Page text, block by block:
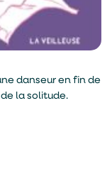
danseur en fin de
la solitude.